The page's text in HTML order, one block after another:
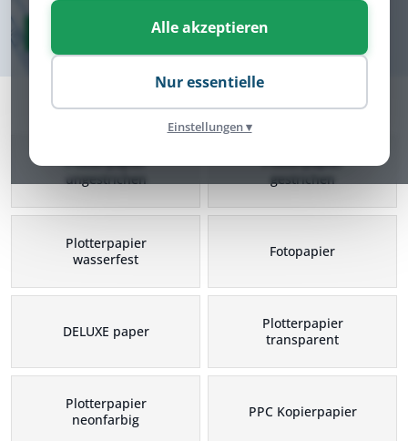
Alle akzeptieren
Nur essentielle
Einstellungen ▾
Plotterpapier Kategorien
Plotterpapier
ungestrichen
Plotterpapier
gestrichen
Plotterpapier
wasserfest
Fotopapier
DELUXE paper
Plotterpapier
transparent
Plotterpapier
neonfarbig
PPC Kopierpapier